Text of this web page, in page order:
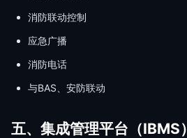
消防联动控制
应急广播
消防电话
与BAS、安防联动
五、集成管理平台（IBMS）